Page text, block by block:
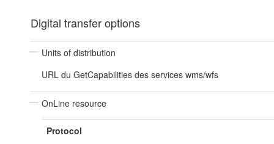
Digital transfer options
Units of distribution
URL du GetCapabilities des services wms/wfs
OnLine resource
Protocol